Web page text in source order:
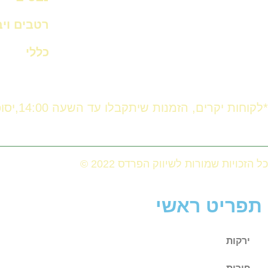
רטבים
כללי
*לקוחות יקרים, הזמנות שיתקבלו עד השעה 14:00,יסופקו באותו היום. לאחר השעה 14:00 ההזמנה תסופק ביום המחרת.
כל הזכויות שמורות לשיווק הפרדס 2022 ©
תפריט ראשי
ירקות